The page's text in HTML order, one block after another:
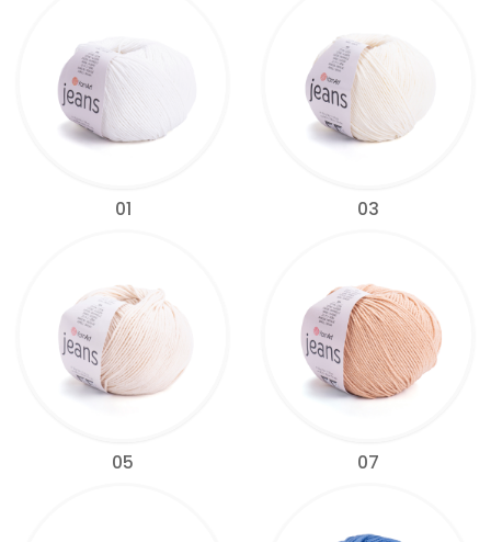
01 03
05 07